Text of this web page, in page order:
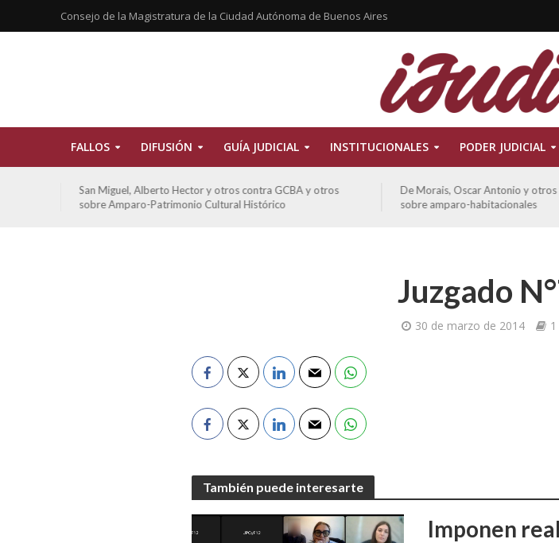
Consejo de la Magistratura de la Ciudad Autónoma de Buenos Aires
FALLOS DIFUSIÓN GUÍA JUDICIAL INSTITUCIONALES PODER JUDICIAL
San Miguel, Alberto Hector y otros contra GCBA y otros
sobre Amparo-Patrimonio Cultural Histórico
De Morais, Oscar Antonio y
sobre amparo-habitacionales
Juzgado
30 de marzo de 2014
También puede interesarte
Imponen